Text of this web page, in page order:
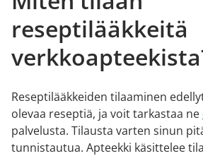
reseptilääkkeitä
Reseptilääkkeiden tilaaminen
olevaa reseptiä, ja voit tarkastaa ne
palvelusta. Tilausta varten sinun
tunnistautua. Apteekki käsittelee